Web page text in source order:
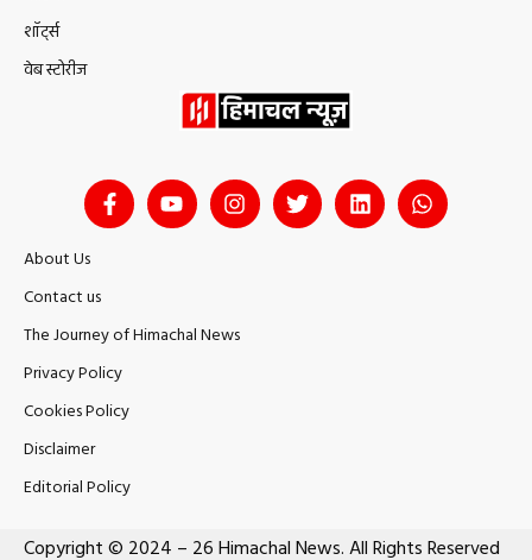
शॉर्ट्स
वेब स्टोरीज
About Us
Contact us
The Journey of Himachal News
Privacy Policy
Cookies Policy
Disclaimer
Editorial Policy
Copyright © 2024 – 26 Himachal News. All Rights Reserved